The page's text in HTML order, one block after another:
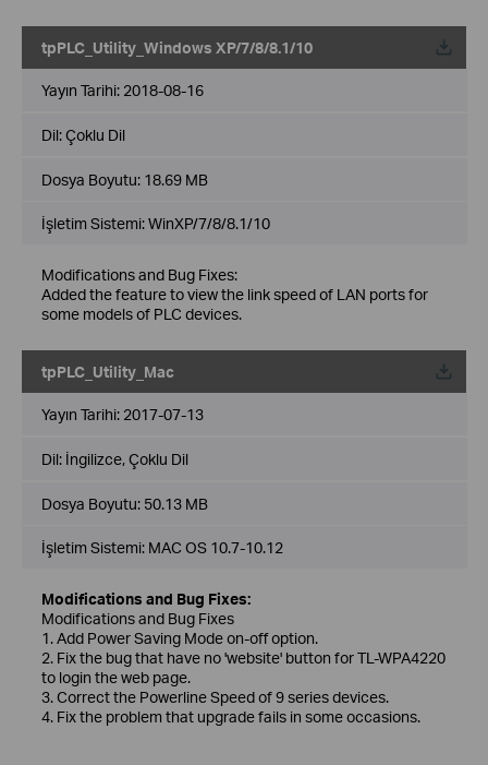
tpPLC_Utility_Windows XP/7/8/8.1/10
Yayın Tarihi: 2018-08-16
Dil:Çoklu Dil
Dosya Boyutu: 18.69 MB
İşletim Sistemi: WinXP/7/8/8.1/10
Modifications and Bug Fixes:
Added the feature to view the link speed of LAN ports for
some models of PLC devices.
tpPLC_Utility_Mac
Yayın Tarihi: 2017-07-13
Dil: İngilizce, Çoklu Dil
Dosya Boyutu: 50.13 MB
İşletim Sistemi: MAC OS 10.7-10.12
Modifications and Bug Fixes:
Modifications and Bug Fixes
1. Add Power Saving Mode on-off option.
2. Fix the bug that have no 'website' button for TL-WPA4220
to login the web page.
3. Correct the Powerline Speed of 9 series devices.
4. Fix the problem that upgrade fails in some occasions.